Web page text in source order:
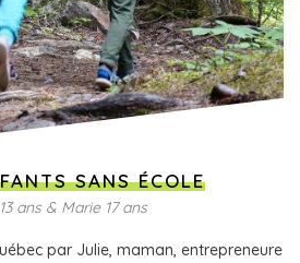
SANS ÉCOLE
ans & Marie 17 ans
par Julie, maman, entrepreneure